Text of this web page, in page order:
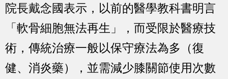
院長戴念國表示，以前的醫學教科書明言
「軟骨細胞無法再生」，而受限於醫療技
術，傳統治療一般以保守療法為多（復
健、消炎藥），並需減少膝關節使用次數